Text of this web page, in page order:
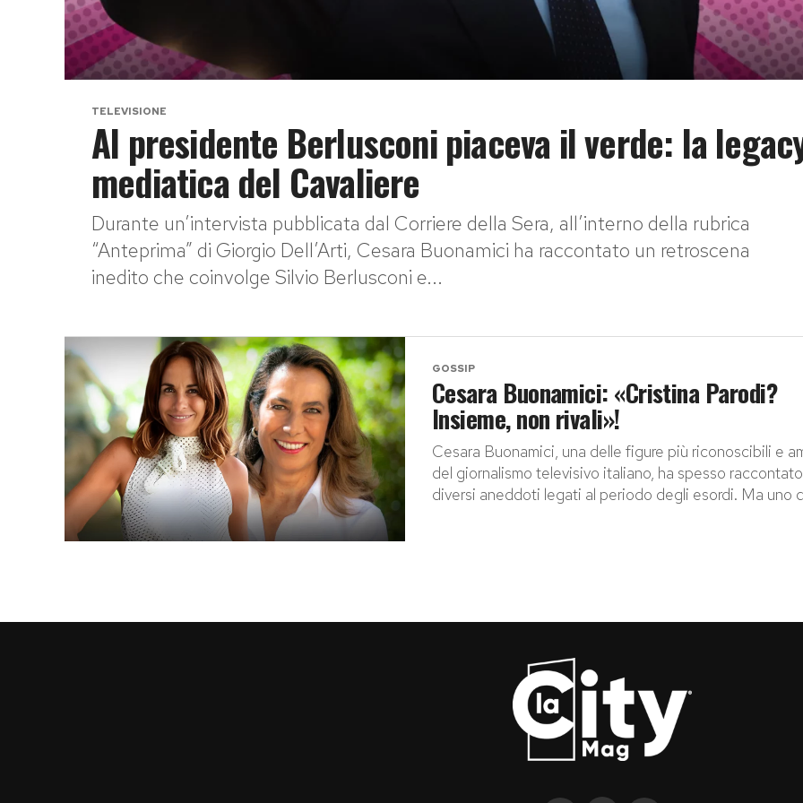
TELEVISIONE
Al presidente Berlusconi piaceva il verde: la
mediatica del Cavaliere
Durante un’intervista pubblicata dal Corriere della Sera, all’interno della rubrica
“Anteprima” di Giorgio Dell’Arti, Cesara Buonamici ha raccontato un retroscena
inedito che coinvolge Silvio Berlusconi e...
GOSSIP
Cesara Buonamici: «Cristina Parodi?
Insieme, non rivali»!
Cesara Buonamici, una delle figure più riconoscibili e
del giornalismo televisivo italiano, ha spesso raccontato
diversi aneddoti legati al periodo degli esordi. Ma uno